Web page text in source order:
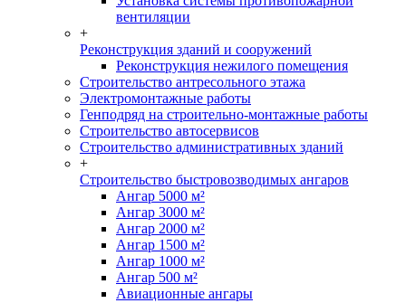
вентиляции
+
Реконструкция зданий и сооружений
Реконструкция нежилого помещения
Строительство антресольного этажа
Электромонтажные работы
Генподряд на строительно-монтажные работы
Строительство автосервисов
Строительство административных зданий
+
Строительство быстровозводимых ангаров
Ангар 5000 м²
Ангар 3000 м²
Ангар 2000 м²
Ангар 1500 м²
Ангар 1000 м²
Ангар 500 м²
Авиационные ангары